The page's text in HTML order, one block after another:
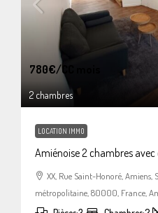
780€/CC mois
2 chambres
LOCATION IMMO
Amiénoise 2 chambres
XX, Rue Saint-Honoré,
métropolitaine, 80000, France,